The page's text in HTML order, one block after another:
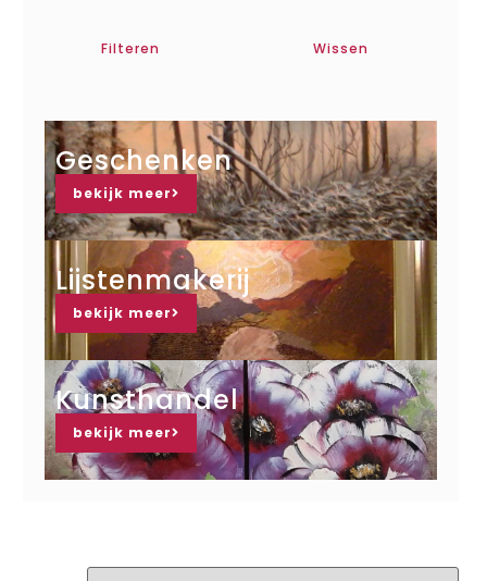
Filteren Wissen
Geschenken
bekijk meer
Lijstenmakerij
bekijk meer
Kunsthandel
bekijk meer